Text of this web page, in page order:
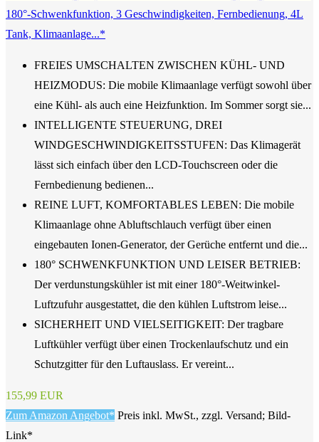
180°-Schwenkfunktion, 3 Geschwindigkeiten, Fernbedienung, 4L
Tank, Klimaanlage...*
FREIES UMSCHALTEN ZWISCHEN KÜHL- UND
HEIZMODUS: Die mobile Klimaanlage verfügt sowohl über
eine Kühl- als auch eine Heizfunktion. Im Sommer sorgt sie...
INTELLIGENTE STEUERUNG, DREI
WINDGESCHWINDIGKEITSSTUFEN: Das Klimagerät
lässt sich einfach über den LCD-Touchscreen oder die
Fernbedienung bedienen...
REINE LUFT, KOMFORTABLES LEBEN: Die mobile
Klimaanlage ohne Abluftschlauch verfügt über einen
eingebauten Ionen-Generator, der Gerüche entfernt und die...
180° SCHWENKFUNKTION UND LEISER BETRIEB:
Der verdunstungskühler ist mit einer 180°-Weitwinkel-
Luftzufuhr ausgestattet, die den kühlen Luftstrom leise...
SICHERHEIT UND VIELSEITIGKEIT: Der tragbare
Luftkühler verfügt über einen Trockenlaufschutz und ein
Schutzgitter für den Luftauslass. Er vereint...
155,99 EUR
Zum Amazon Angebot* Preis inkl. MwSt., zzgl. Versand; Bild-
Link*